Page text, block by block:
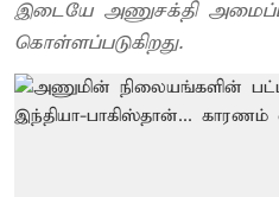
இடையே அணுசக்தி
கொள்ளப்படுகிறது.